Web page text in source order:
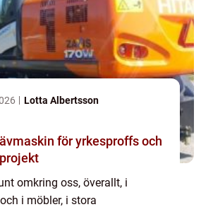
Lotta Albertsson
för yrkesproffs och
omkring oss, överallt, i
i möbler, i stora